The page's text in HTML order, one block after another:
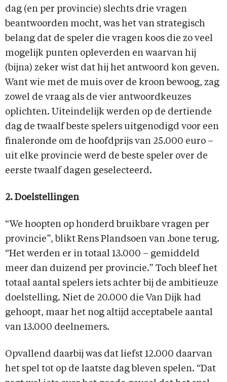
dag (en per provincie) slechts drie vragen
beantwoorden mocht, was het van strategisch
belang dat de speler die vragen koos die zo veel
mogelijk punten opleverden en waarvan hij
(bijna) zeker wist dat hij het antwoord kon geven.
Want wie met de muis over de kroon bewoog, zag
zowel de vraag als de vier antwoordkeuzes
oplichten. Uiteindelijk werden op de dertiende
dag de twaalf beste spelers uitgenodigd voor een
finaleronde om de hoofdprijs van 25.000 euro –
uit elke provincie werd de beste speler over de
eerste twaalf dagen geselecteerd.
2. Doelstellingen
“We hoopten op honderd bruikbare vragen per
provincie”, blikt Rens Plandsoen van .bone terug.
“Het werden er in totaal 13.000 – gemiddeld
meer dan duizend per provincie.” Toch bleef het
totaal aantal spelers iets achter bij de ambitieuze
doelstelling. Niet de 20.000 die Van Dijk had
gehoopt, maar het nog altijd acceptabele aantal
van 13.000 deelnemers.
Opvallend daarbij was dat liefst 12.000 daarvan
het spel tot op de laatste dag bleven spelen. “Dat